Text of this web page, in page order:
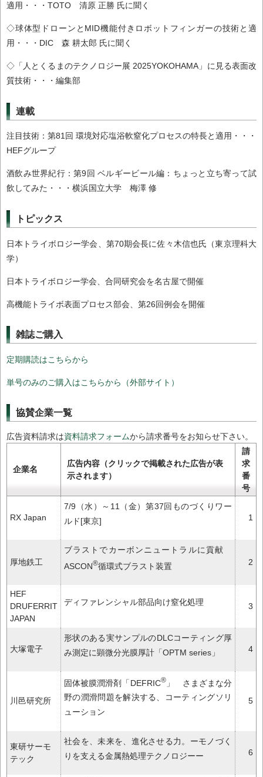
適用・・・TOTO 清原 正勝 氏に聞く
◇球体型ドローンとMID機能付きロボットフィンガーの技術と適
用・・・DIC 森 耕太郎 氏に聞く
◇「人とくるまのテクノロジー展 2025YOKOHAMA」に見る表面改
質技術・・・編集部
連載
注目技術：第81回 環境対応塩浴軟窒化プロセスの特長と適用・・・
HEFグループ
酒飲み世界紀行：第9回 ベルギービール編：ちょっと立ち寄って試
飲してみた・・・横浜国立大学 梅澤 修
トピックス
日本トライボロジー学会、第70期会長に佐々木信也氏（東京理科大
学）
日本トライボロジー学会、合同研究会を名古屋で開催
高機能トライボ表面プロセス部会、第26回例会を開催
雑誌ご購入
定期購読はこちらから
単号のみのご購入はこちらから（外部サイト）
協賛企業一覧
広告資料請求は資料請求フォームから請求番号をお知らせ下さい。
企業名
広告内容（クリックで掲載された広告が表
示されます）
請
求
番
号
RX Japan
7/9（水）～11（金）第37回ものづくりワー
ルド[東京]
1
厚地鉄工
ブラストでカーボンニュートラルに貢献
ASCON®循環式ブラスト装置 2
HEF
DRUFERRIT
JAPAN
ディファレンシャル部品向け窒化処理 3
大塚電子
形状のある実サンプルのDLCコーティング厚
み測定に顕微分光膜厚計「OPTM series」
4
川邑研究所
固体被膜潤滑剤「DEFRIC®」 さまざまな分
野の潤滑問題を解決する、コーティングソリ
ューション
5
東研サーモ
テック
社会を、未来を、進化させる力。ーモノづく
りを支える金属熱処理テクノロジーー
6